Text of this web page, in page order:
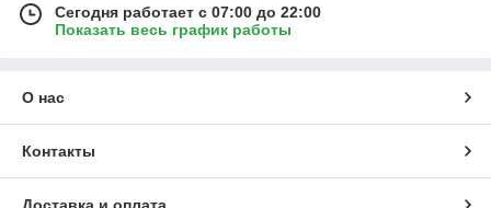
Сегодня работает с 07:00 до 22:00
Показать весь график работы
О нас
Контакты